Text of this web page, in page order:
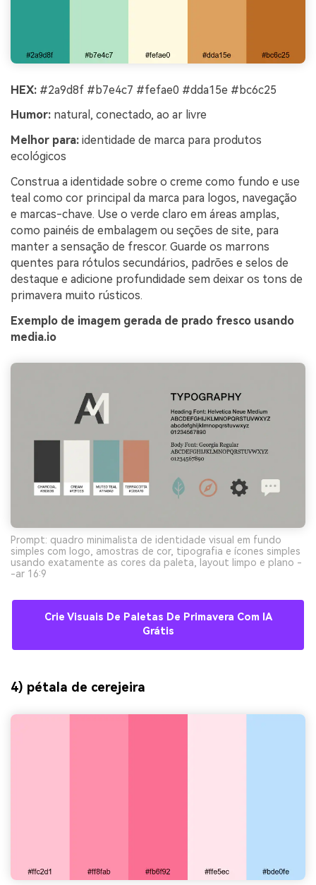
HEX: #2a9d8f #b7e4c7 #fefae0 #dda15e #bc6c25
Humor: natural, conectado, ao ar livre
Melhor para: identidade de marca para produtos
ecológicos
Construa a identidade sobre o creme como fundo e use
teal como cor principal da marca para logos, navegação
e marcas-chave. Use o verde claro em áreas amplas,
como painéis de embalagem ou seções de site, para
manter a sensação de frescor. Guarde os marrons
quentes para rótulos secundários, padrões e selos de
destaque e adicione profundidade sem deixar os tons de
primavera muito rústicos.
Exemplo de imagem gerada de prado fresco usando
media.io
Prompt: quadro minimalista de identidade visual em fundo
simples com logo, amostras de cor, tipografia e ícones simples
usando exatamente as cores da paleta, layout limpo e plano -
-ar 16:9
Crie Visuais De Paletas De Primavera Com IA
Grátis
4) pétala de cerejeira